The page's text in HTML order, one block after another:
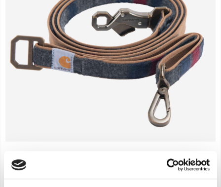
SEK 548,75
SEK 439,00u. moms